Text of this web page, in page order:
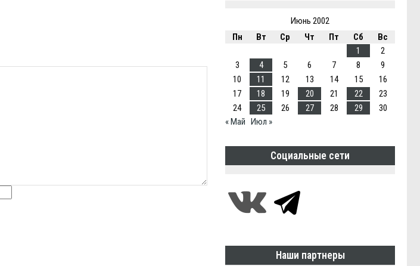
Июнь 2002
Пн
Вт Ср Чт Пт Сб
Вс
1
2
3
4 5 6 7 8
9
10
11 12 13 14 15
16
17
18 19 20 21 22
23
24
25 26 27 28 29
30
« Май Июл »
Социальные сети
Наши партнеры